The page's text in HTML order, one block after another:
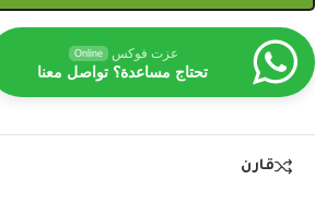
عزت فوكس Online
تحتاج مساعدة؟ تواصل معنا
قارن